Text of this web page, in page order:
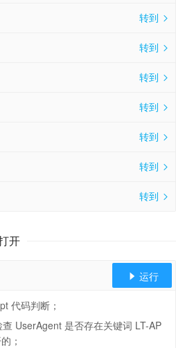
转到 
转到 
转到 
转到 
转到 
转到 
转到 
开
 运行
代码判断；
UserAgent 是否存在关键词 LT-AP
；